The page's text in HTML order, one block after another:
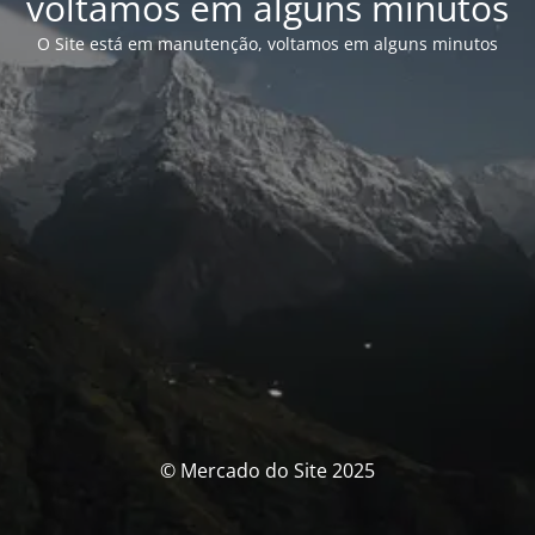
O Site está em manutenção, voltamos em alguns minutos
© Mercado do Site 2025